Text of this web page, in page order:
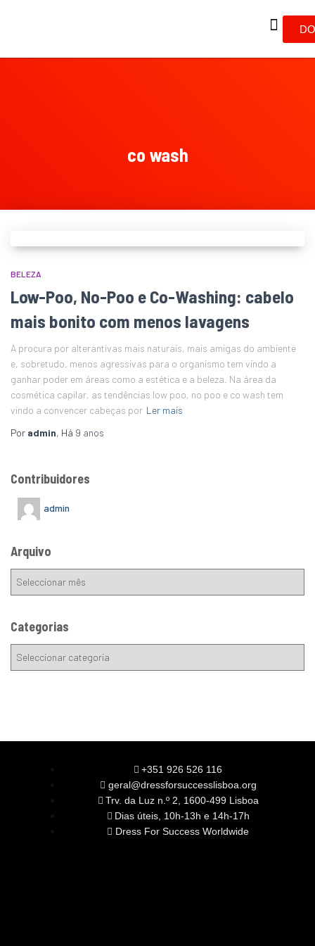
co wash
BELEZA
Low-Poo, No-Poo e Co-Washing: cabelo
mais bonito com menos lavagens
A procura por alterantivas mais naturais, mais amigas do ambiente
e, sobretudo, menos agressivas para o organismo tem vindo a
ganhar poder em áreas como a estética e a beleza. Na área da
cosmética capilar, as tendências low poo, no poo e co wash tem
vindo a convencer cabeças por Ler mais
Por admin, Há 9 anos
Contribuidores
admin
Arquivo
Categorias
+351 926 526 116
geral@dressforsuccesslisboa.org
Trv. da Luz n.º 2, 1600-499 Lisboa
Dias úteis, 10h-13h e 14h-17h
Dress For Success Worldwide